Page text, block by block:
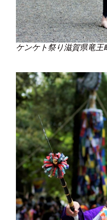
ケンケト祭り滋賀県竜王